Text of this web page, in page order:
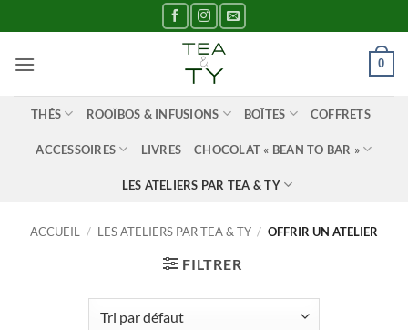
au
contenu
0
THÉS ROOÏBOS & INFUSIONS BOÎTES COFFRETS
ACCESSOIRES LIVRES CHOCOLAT « BEAN TO BAR »
LES ATELIERS PAR TEA & TY
ACCUEIL / LES ATELIERS PAR TEA & TY / OFFRIR UN ATELIER
FILTRER